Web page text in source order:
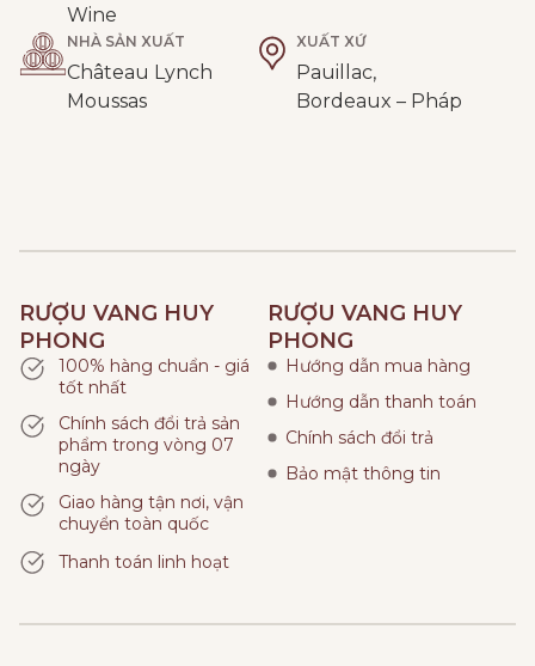
Wine
NHÀ SẢN XUẤT
Château Lynch
Moussas
XUẤT XỨ
Pauillac,
Bordeaux – Pháp
RƯỢU VANG HUY
PHONG
100% hàng chuẩn - giá
tốt nhất
Chính sách đổi trả sản
phẩm trong vòng 07
ngày
Giao hàng tận nơi, vận
chuyển toàn quốc
Thanh toán linh hoạt
RƯỢU VANG HUY
PHONG
Hướng dẫn mua hàng
Hướng dẫn thanh toán
Chính sách đổi trả
Bảo mật thông tin